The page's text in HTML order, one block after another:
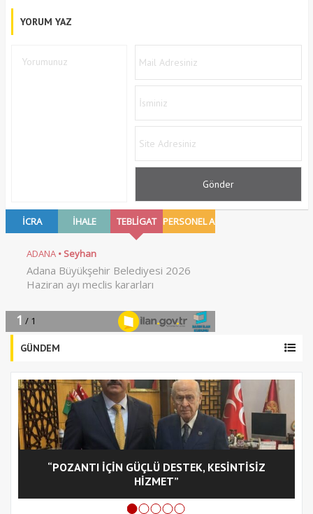
YORUM YAZ
GÜNDEM
“POZANTI İÇİN GÜÇLÜ DESTEK, KESİNTİSİZ
HİZMET”